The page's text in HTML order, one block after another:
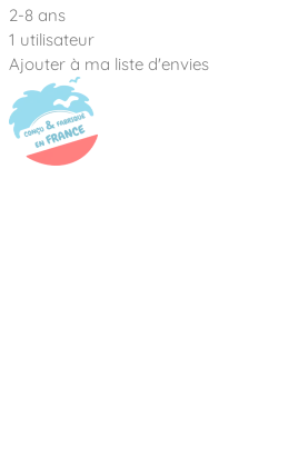
Surfpark
Équipements sportifs
Établissements scolaires
Architectes, Paysagistes-
Camping et résidences
Des aires
Des aires de jeux pour
L’éco-conception de nos
La végétalisation des
Nos matériaux
Réalisations
Contact
Les questions fréquentes
2-8 ans
1 utilisateur
Ajouter à ma liste d'envies